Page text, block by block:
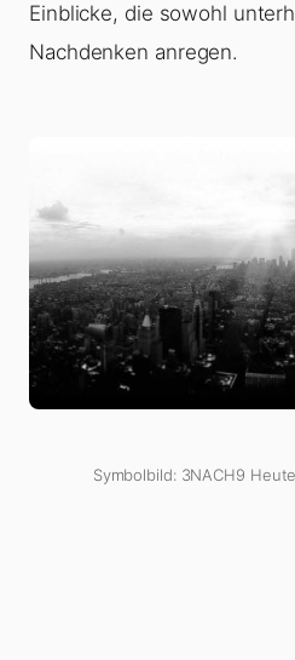
Einblicke, die sowohl
Nachdenken anregen.
Symbolbild: 3NACH9